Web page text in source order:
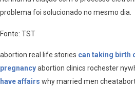
problema foi solucionado no mesmo dia.
Fonte: TST
abortion real life stories can taking birth
pregnancyabortion clinics rochester
have affairs why married men